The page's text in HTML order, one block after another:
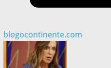
blogocontinente.com